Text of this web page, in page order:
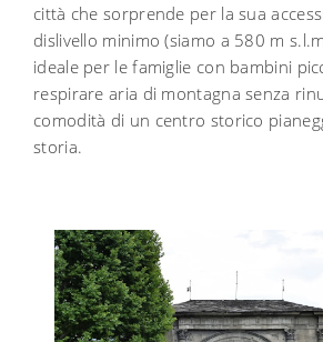
città che sorprende per la sua
dislivello minimo (siamo a 580 m
ideale per le famiglie con bambini
respirare aria di montagna senza
comodità di un centro storico
storia.